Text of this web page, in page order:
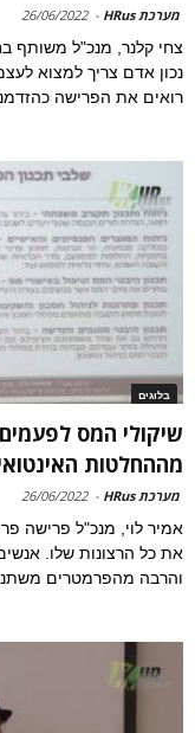
מערכת HRus -
26/06/2022
צחי קלנר, מנכ"ל משותף
נכון אדם צריך למצוא
רואים את הפרישה
בלוגים
שיקולי המס
מההחלטות
מערכת HRus -
26/06/2022
אמיר לוי, מנכ"ל פרישה
את כל הרצונות שלו.
והרבה מהפרמטרים